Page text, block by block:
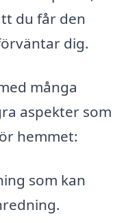
du får den
dig.
många
aspekter som
hemmet:
som kan